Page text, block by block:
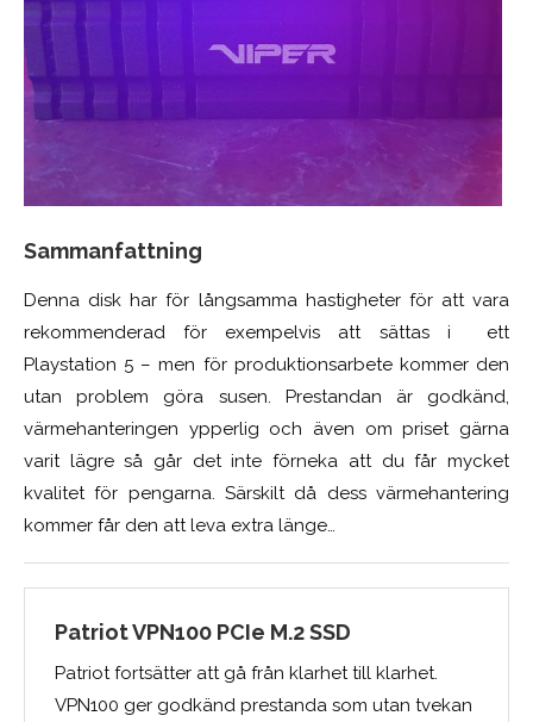
Sammanfattning
Denna disk har för långsamma hastigheter för att vara
rekommenderad för exempelvis att sättas i ett
Playstation 5 – men för produktionsarbete kommer den
utan problem göra susen. Prestandan är godkänd,
värmehanteringen ypperlig och även om priset gärna
varit lägre så går det inte förneka att du får mycket
kvalitet för pengarna. Särskilt då dess värmehantering
kommer får den att leva extra länge…
Patriot VPN100 PCIe M.2 SSD
Patriot fortsätter att gå från klarhet till klarhet.
VPN100 ger godkänd prestanda som utan tvekan